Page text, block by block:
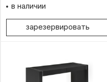
в наличии
зарезервировать